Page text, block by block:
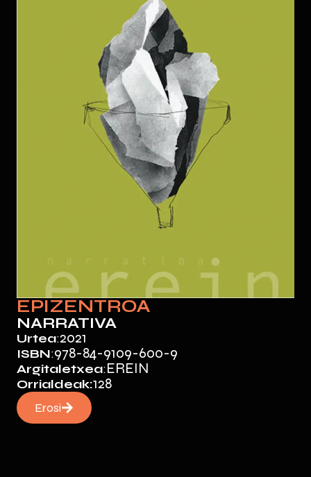
EPIZENTROA
NARRATIVA
Urtea:2021
ISBN:978-84-9109-600-9
Argitaletxea:EREIN
Orrialdeak:128
Erosi